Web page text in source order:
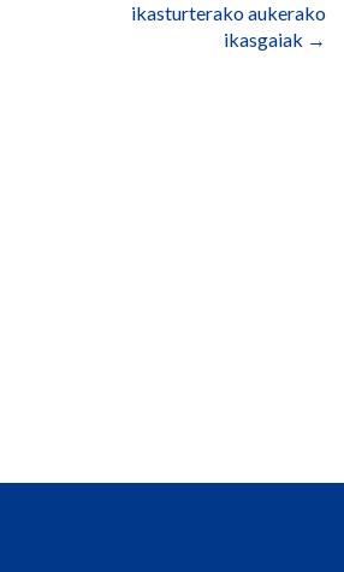
ikasturterako aukerako
ikasgaiak →